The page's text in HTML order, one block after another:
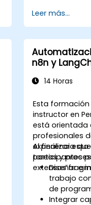
Desarrollar
Optimizar
garantizar
entornos
Leer más...
n8n y
14 Horas
Esta
instructor en
está orientada
profesionales
experiencia
tareas y
extensos
Al finalizar
participantes
Diseñar e
trabajo
de
Integrar